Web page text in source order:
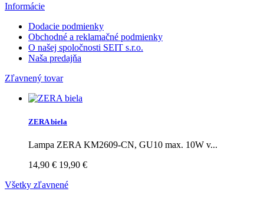
Informácie
Dodacie podmienky
Obchodné a reklamačné podmienky
O našej spoločnosti SEIT s.r.o.
Naša predajňa
Zľavnený tovar
ZERA biela
Lampa ZERA KM2609-CN, GU10 max. 10W v...
14,90 € 19,90 €
Všetky zľavnené